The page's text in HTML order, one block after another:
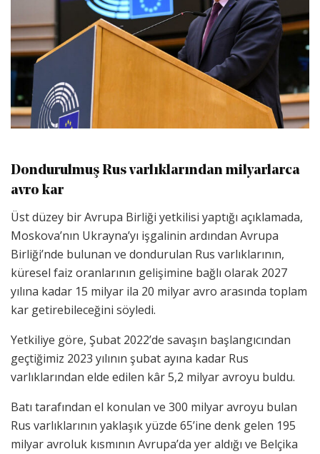
Dondurulmuş Rus varlıklarından milyarlarca
avro kar
Üst düzey bir Avrupa Birliği yetkilisi yaptığı açıklamada,
Moskova’nın Ukrayna’yı işgalinin ardından Avrupa
Birliği’nde bulunan ve dondurulan Rus varlıklarının,
küresel faiz oranlarının gelişimine bağlı olarak 2027
yılına kadar 15 milyar ila 20 milyar avro arasında toplam
kar getirebileceğini söyledi.
Yetkiliye göre, Şubat 2022’de savaşın başlangıcından
geçtiğimiz 2023 yılının şubat ayına kadar Rus
varlıklarından elde edilen kâr 5,2 milyar avroyu buldu.
Batı tarafından el konulan ve 300 milyar avroyu bulan
Rus varlıklarının yaklaşık yüzde 65’ine denk gelen 195
milyar avroluk kısmının Avrupa’da yer aldığı ve Belçika